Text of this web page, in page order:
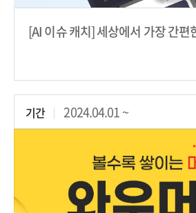
[AI 이슈 캐치] 세상에서 가장 간편
기간 2024.04.01 ~